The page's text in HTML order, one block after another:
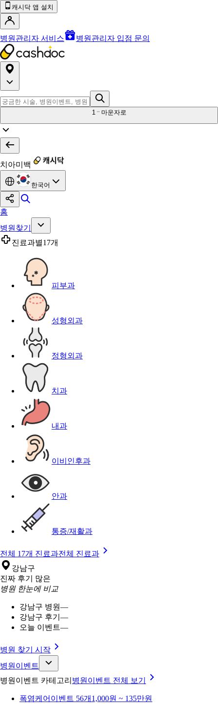
캐시닥 앱 설치
병원관리자 서비스 병원관리자 입점 문의
1 마운자로
치아미백
한국어
홈
병원찾기
진료과별17개
피부과
성형외과
정형외과
치과
내과
이비인후과
안과
통증/재활과
전체 17개 진료과전체 진료과
강남구
진짜 후기 많은
병원 한눈에 비교
강남구 병원—
강남구 후기 —
오늘 이벤트—
병원 찾기 시작
병원이벤트
병원이벤트 카테고리 병원이벤트 전체 보기
폭염케어 이벤트 56개 1,000원 ~ 135만원